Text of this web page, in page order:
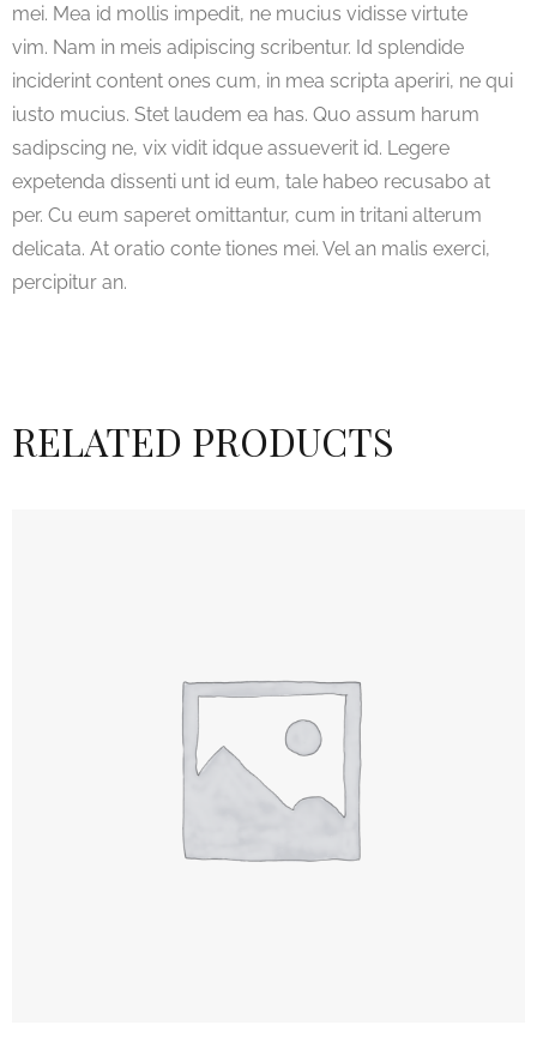
mei. Mea id mollis impedit, ne mucius vidisse virtute
vim. Nam in meis adipiscing scribentur. Id splendide
inciderint content ones cum, in mea scripta aperiri, ne qui
iusto mucius. Stet laudem ea has. Quo assum harum
sadipscing ne, vix vidit idque assueverit id. Legere
expetenda dissenti unt id eum, tale habeo recusabo at
per. Cu eum saperet omittantur, cum in tritani alterum
delicata. At oratio conte tiones mei. Vel an malis exerci,
percipitur an.
RELATED PRODUCTS